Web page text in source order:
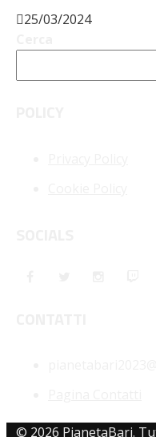
25/03/2024
© 2026 PianetaBari.